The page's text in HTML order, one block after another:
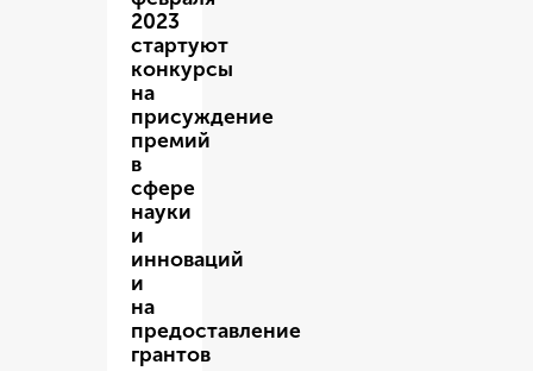
2023
стартуют
конкурсы
на
присуждение
премий
в
сфере
науки
и
инноваций
и
на
предоставление
грантов